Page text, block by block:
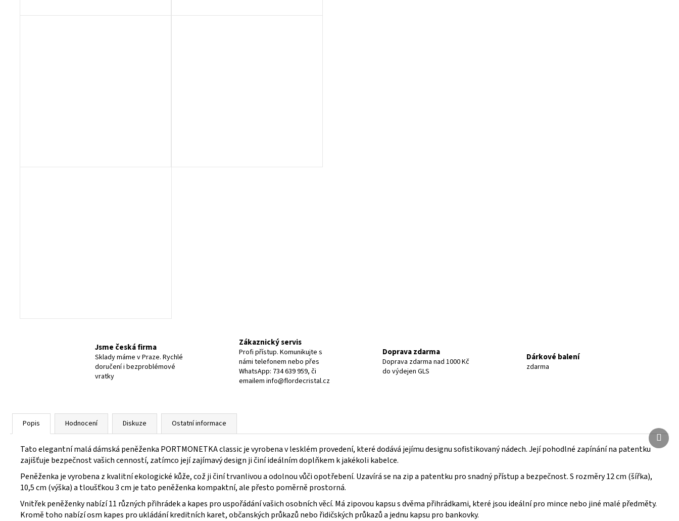
Jsme česká firma
Sklady máme v Praze. Rychlé
doručení i bezproblémové
vratky
Zákaznický servis
Profi přístup. Komunikujte s
námi telefonem nebo přes
WhatsApp: 734 639 959, či
emailem info@flordecristal.cz
Doprava zdarma
Doprava zdarma nad 1000 Kč
do výdejen GLS
Dárkové balení
zdarma
Popis Hodnocení Diskuze Ostatní informace
Tato elegantní malá dámská peněženka PORTMONETKA classic je vyrobena v lesklém provedení, které dodává jejímu designu sofistikovaný nádech. Její pohodlné zapínání na patentku
zajišťuje bezpečnost vašich cenností, zatímco její zajímavý design ji činí ideálním doplňkem k jakékoli kabelce.
Peněženka je vyrobena z kvalitní ekologické kůže, což ji činí trvanlivou a odolnou vůči opotřebení. Uzavírá se na zip a patentku pro snadný přístup a bezpečnost. S rozměry 12 cm (šířka),
10,5 cm (výška) a tloušťkou 3 cm je tato peněženka kompaktní, ale přesto poměrně prostorná.
Vnitřek peněženky nabízí 11 různých přihrádek a kapes pro uspořádání vašich osobních věcí. Má zipovou kapsu s dvěma přihrádkami, které jsou ideální pro mince nebo jiné malé předměty.
Kromě toho nabízí osm kapes pro ukládání kreditních karet, občanských průkazů nebo řidičských průkazů a jednu kapsu pro bankovky.
Další
Další